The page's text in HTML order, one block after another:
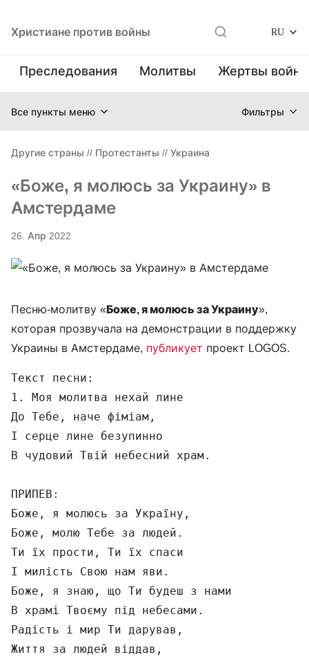
Христиане против войны RU
Преследования Молитвы Жертвы
Все пункты меню Фильтры
Другие страны // Протестанты // Украина
«Боже, я молюсь за Украину» в
Амстердаме
26. Апр 2022
Песню-молитву «Боже, я молюсь за Украину»,
которая прозвучала на демонстрации в поддержку
Украины в Амстердаме, публикует проект LOGOS.
Текст песни:
1. Моя молитва нехай лине
До Тебе, наче фіміам,
І серце лине безупинно
В чудовий Твій небесний храм.
ПРИПЕВ:
Боже, я молюсь за Україну,
Боже, молю Тебе за людей.
Ти їх прости, Ти їх спаси
І милість Свою нам яви.
Боже, я знаю, що Ти будеш з нами
В храмі Твоєму під небесами.
Радість і мир Ти дарував,
Життя за людей віддав,